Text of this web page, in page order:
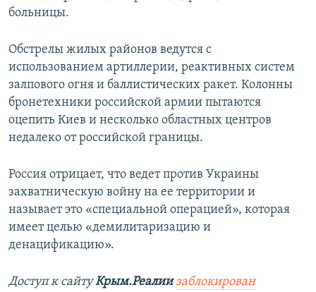
больницы.
Обстрелы жилых районов ведутся с
использованием артиллерии, реактивных систем
залпового огня и баллистических ракет. Колонны
бронетехники российской армии пытаются
оцепить Киев и несколько областных центров
недалеко от российской границы.
Россия отрицает, что ведет против Украины
захватническую войну на ее территории и
называет это «специальной операцией», которая
имеет целью «демилитаризацию и
денацификацию».
Доступ к сайтуКрым.Реалии заблокирован